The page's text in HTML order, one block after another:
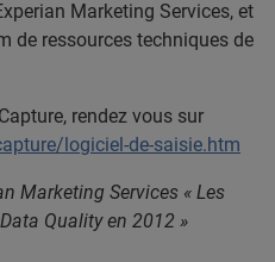
Marketing Services, et
de ressources techniques de
rendez vous sur
logiciel-de-saisie.htm
Marketing Services « Les
Quality en 2012 »